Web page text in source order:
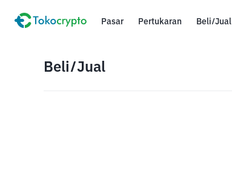
Pasar Pertukaran Beli/Jual
Beli/Jual